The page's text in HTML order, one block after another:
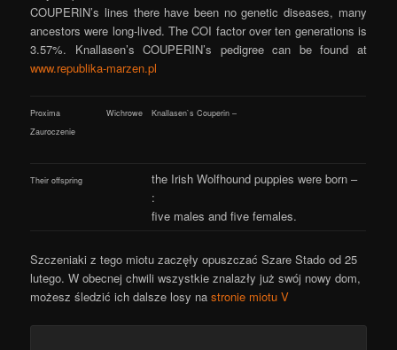
COUPERIN’s lines there have been no genetic diseases, many
ancestors were long-lived. The COI factor over ten generations is
3.57%. Knallasen’s COUPERIN’s pedigree can be found at
www.republika-marzen.pl
Proxima Wichrowe
Zauroczenie
Knallasen`s Couperin –
Their offspring
the Irish Wolfhound puppies were born –
:
five males and five females.
Szczeniaki z tego miotu zaczęły opuszczać Szare Stado od 25
lutego. W obecnej chwili wszystkie znalazły już swój nowy dom,
możesz śledzić ich dalsze losy nastronie miotu V